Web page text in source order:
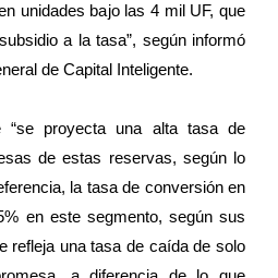
unidades bajo las 4 mil UF, que
a la tasa”, según informó
de Capital Inteligente.
“se proyecta una alta tasa de
de estas reservas, según lo
la tasa de conversión en
en este segmento, según sus
refleja una tasa de caída de solo